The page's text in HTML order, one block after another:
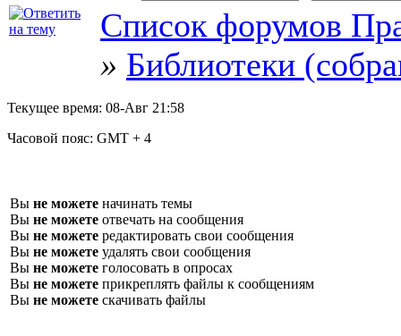
Список форумов
» Библиотеки
Текущее время: 08-Авг 21:58
Часовой пояс: GMT + 4
Вы не можете начинать темы
Вы не можете отвечать на сообщения
Вы не можете редактировать свои сообщения
Вы не можете удалять свои сообщения
Вы не можете голосовать в опросах
Вы не можете прикреплять файлы к сообщениям
Вы не можете скачивать файлы